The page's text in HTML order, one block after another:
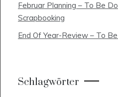
Februar Planning – To Be
Scrapbooking
End Of Year-Review – To
Schlagwörter